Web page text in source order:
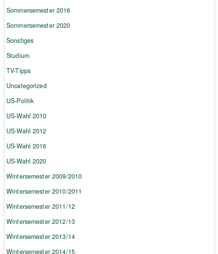
Sommersemester 2016
Sommersemester 2020
Sonstiges
Studium
TV-Tipps
Uncategorized
US-Politik
US-Wahl 2010
US-Wahl 2012
US-Wahl 2016
US-Wahl 2020
Wintersemester 2009/2010
Wintersemester 2010/2011
Wintersemester 2011/12
Wintersemester 2012/13
Wintersemester 2013/14
Wintersemester 2014/15